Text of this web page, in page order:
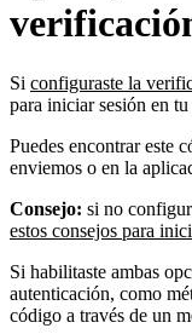
Si configuraste la
para iniciar sesión en
Puedes encontrar este
enviemos o en la
Consejo: si no
estos consejos para
Si habilitaste ambas
autenticación, como
código a través de un